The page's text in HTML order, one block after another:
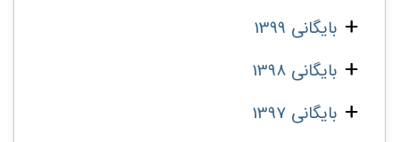
بایگانی 1399
بایگانی 1398
بایگانی 1397